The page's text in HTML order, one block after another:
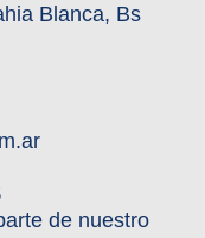
Blanca, Bs
de nuestro